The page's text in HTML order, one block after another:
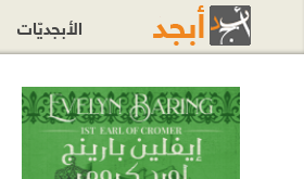
الأبجديّات